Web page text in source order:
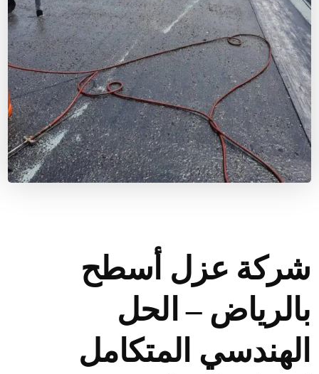
شركة عزل أسطح
بالرياض – الحل
الهندسي المتكامل